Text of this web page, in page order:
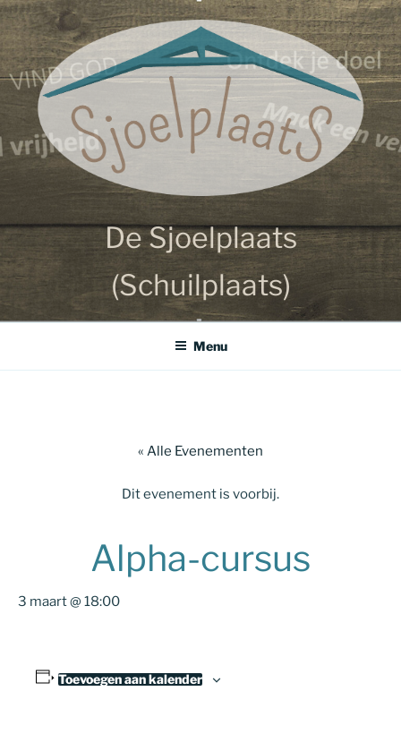
Ga
naar
de
inhoud
SJOELPLAATS
De Sjoelplaats
(Schuilplaats)
Menu
« Alle Evenementen
Dit evenement is voorbij.
Alpha-cursus
3 maart @ 18:00
Toevoegen aan kalender